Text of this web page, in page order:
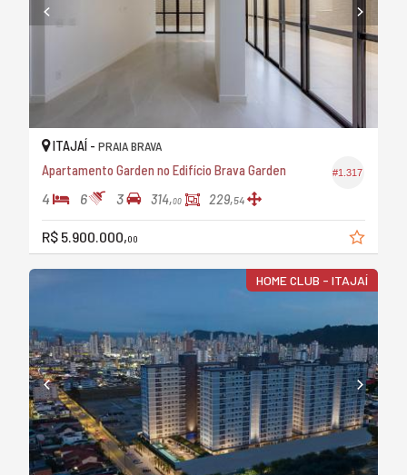
#1.317
ITAJAÍ - PRAIA BRAVA
Apartamento Garden no Edifício Brava Garden
4 6 3 314,00 229,54
R$ 5.900.000,00
HOME CLUB - ITAJAÍ